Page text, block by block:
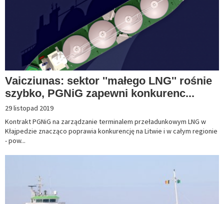
Vaicziunas: sektor ''małego LNG'' rośnie
szybko, PGNiG zapewni konkurenc...
29 listopad 2019
Kontrakt PGNiG na zarządzanie terminalem przeładunkowym LNG w
Kłajpedzie znacząco poprawia konkurencję na Litwie i w całym regionie
- pow...